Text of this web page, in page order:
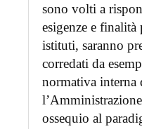
sono volti a
esigenze e
istituti, saranno
corredati da
normativa interna
ossequio al